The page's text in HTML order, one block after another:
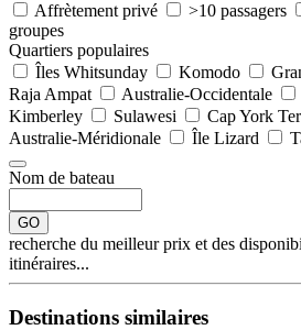
Affrètement privé
>10 passagers
groupes
Quartiers populaires
Îles Whitsunday
Komodo
Raja Ampat
Australie-Occidentale
Kimberley
Sulawesi
Cap York
Australie-Méridionale
Île Lizard
Nom de bateau
GO
recherche du meilleur prix et des
itinéraires...
Destinations similaires